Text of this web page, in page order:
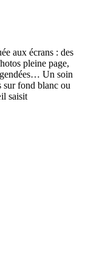
aux écrans : des
pleine page,
Un soin
sur fond blanc ou
saisit